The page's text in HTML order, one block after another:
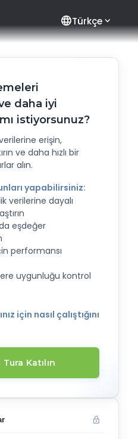
languageTürkçe
daha iyi
istiyorsunuz?
erişin,
ve daha hızlı bir
alın.
yapabilirsiniz:
verilerine dayalı
eşdeğer
performansı
uygunluğu kontrol
için nasıl çalıştığını
Katılın